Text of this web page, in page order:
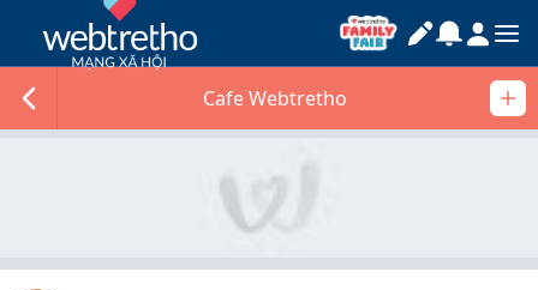
Cafe Webtretho